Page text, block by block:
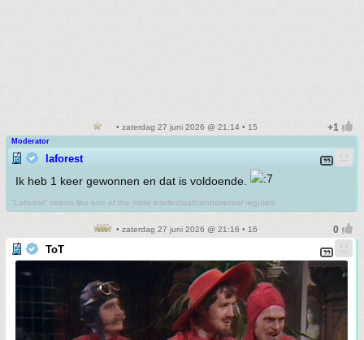
• zaterdag 27 juni 2026 @ 21:14 • 15
Moderator
laforest
Ik heb 1 keer gewonnen en dat is voldoende.
“Laforest” seems like one of the more intellectual/controversial regulars
• zaterdag 27 juni 2026 @ 21:16 • 16
ToT